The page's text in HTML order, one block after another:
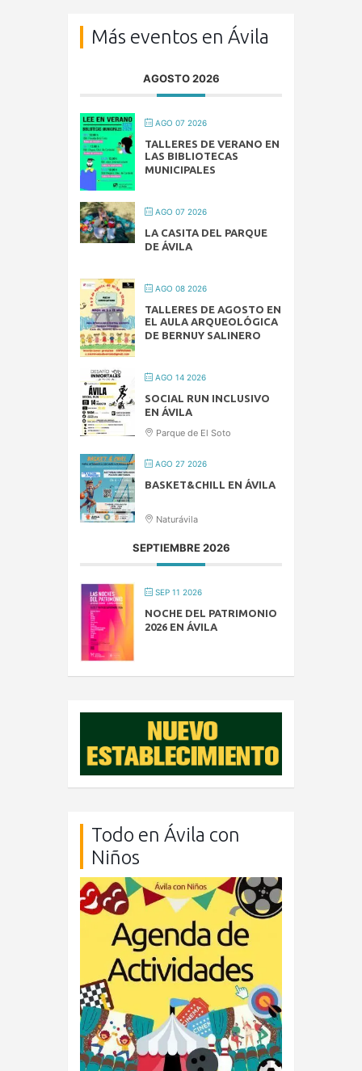
Más eventos en Ávila
AGOSTO 2026
AGO 07 2026
TALLERES DE VERANO EN
LAS BIBLIOTECAS
MUNICIPALES
AGO 07 2026
LA CASITA DEL PARQUE
DE ÁVILA
AGO 08 2026
TALLERES DE AGOSTO EN
EL AULA ARQUEOLÓGICA
DE BERNUY SALINERO
AGO 14 2026
SOCIAL RUN INCLUSIVO
EN ÁVILA
Parque de El Soto
AGO 27 2026
BASKET&CHILL EN ÁVILA
Naturávila
SEPTIEMBRE 2026
SEP 11 2026
NOCHE DEL PATRIMONIO
2026 EN ÁVILA
Todo en Ávila con
Niños